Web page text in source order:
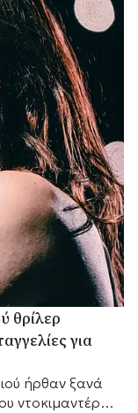
θρίλερ
για
ήρθαν ξανά
ντοκιμαντέρ